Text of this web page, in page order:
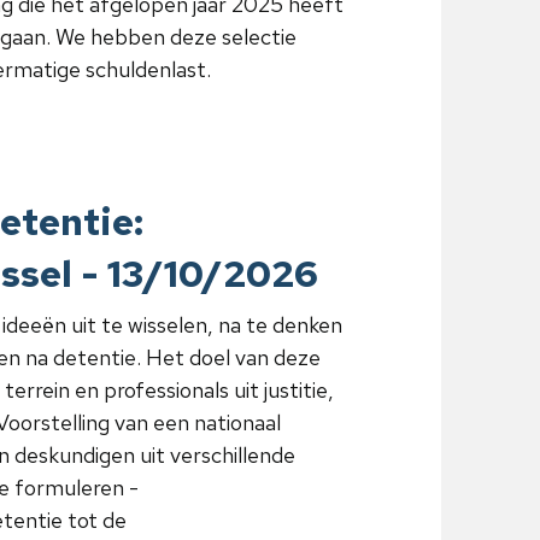
We hebben deze selectie
schuldenlast.
- 13/10/2026
uit te wisselen, na te denken
na detentie. Het doel van deze
en professionals uit justitie,
van een nationaal
uit verschillende
formuleren -
tot de